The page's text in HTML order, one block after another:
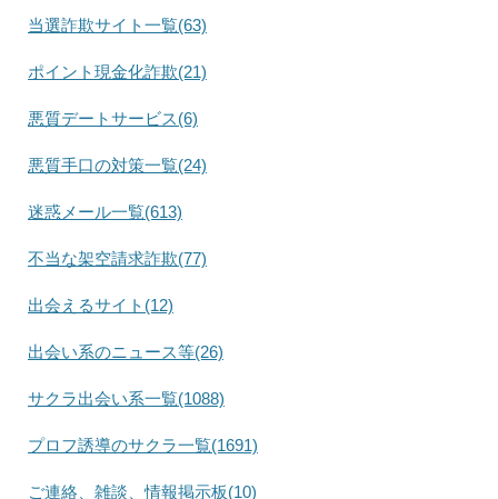
当選詐欺サイト一覧(63)
ポイント現金化詐欺(21)
悪質デートサービス(6)
悪質手口の対策一覧(24)
迷惑メール一覧(613)
不当な架空請求詐欺(77)
出会えるサイト(12)
出会い系のニュース等(26)
サクラ出会い系一覧(1088)
プロフ誘導のサクラ一覧(1691)
ご連絡、雑談、情報掲示板(10)